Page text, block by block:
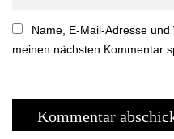
Name, E-Mail-Adresse
meinen nächsten Kommentar